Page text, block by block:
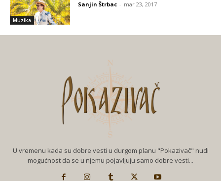
Muzika
Sanjin Štrbac - mar 23, 2017
U vremenu kada su dobre vesti u durgom planu "Pokazivač" nudi
mogućnost da se u njemu pojavljuju samo dobre vesti...